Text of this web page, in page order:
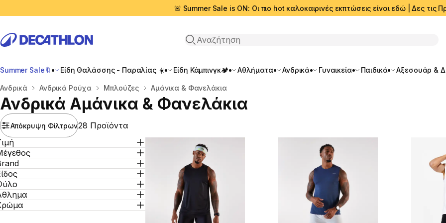
🚨 Summer Sale is ON: Οι πιο hot καλοκαιρινές εκπτώσεις είναι εδώ | Δες τις
Αναζήτηση
Summer Sale🔖 Είδη Θαλάσσης - Παραλίας ☀️ Είδη Κάμπινγκ🏕️ Αθλήματα Ανδρικά Γυναικεία Παιδικά Αξεσουάρ &
Αρχική σελίδα
Ανδρικά Ανδρικά Ρούχα Μπλούζες Αμάνικα & Φανελάκια
Ανδρικά Αμάνικα & Φανελάκια
Απόκρυψη Φίλτρων28 Προϊόντα